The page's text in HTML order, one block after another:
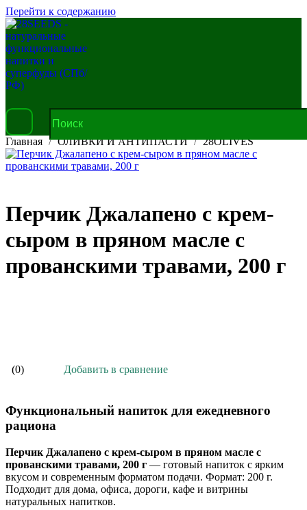
Перейти к содержанию
Главная ОЛИВКИ И АНТИПАСТИ 28OLIVES
Перчик Джалапено с крем-
сыром в пряном масле с
прованскими травами, 200 г
(0) Добавить в сравнение
Функциональный напиток для ежедневного
рациона
Перчик Джалапено с крем-сыром в пряном масле с
прованскими травами, 200 г — готовый напиток с ярким
вкусом и современным форматом подачи. Формат: 200 г.
Подходит для дома, офиса, дороги, кафе и витрины
натуральных напитков.